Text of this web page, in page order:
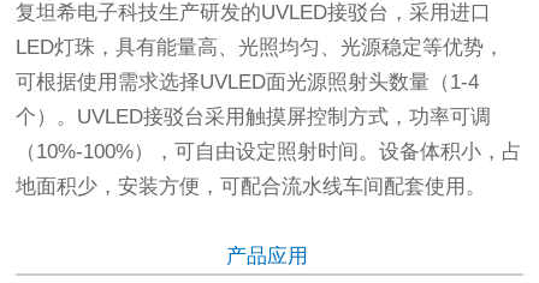
复坦希电子科技生产研发的UVLED接驳台，采用进口
LED灯珠，具有能量高、光照均匀、光源稳定等优势，
可根据使用需求选择UVLED面光源照射头数量（1-4
个）。UVLED接驳台采用触摸屏控制方式，功率可调
（10%-100%），可自由设定照射时间。设备体积小，占
地面积少，安装方便，可配合流水线车间配套使用。
产品应用